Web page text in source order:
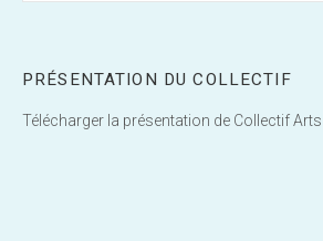
PRÉSENTATION DU COLLECTIF
Télécharger la présentation de Collectif Arts